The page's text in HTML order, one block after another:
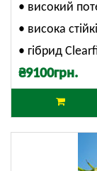
• високий
• висока
• гібрид
₴9100грн.